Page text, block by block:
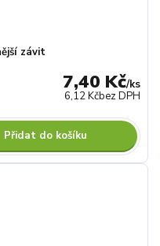
závit
7,40 Kč/ks
6,12 Kčbez DPH
Přidat do košíku